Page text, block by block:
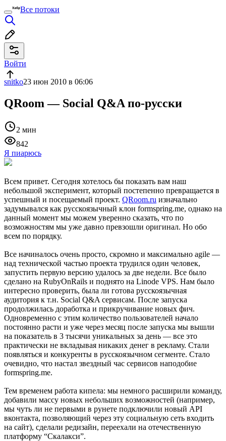
Все потоки
Войти
snitko23 июн 2010 в 06:06
QRoom — Social Q&A по-русски
2 мин
842
Я пиарюсь
Всем привет. Сегодня хотелось бы показать вам наш
небольшой эксперимент, который постепенно превращается в
успешный и посещаемый проект. QRoom.ru изначально
задумывался как русскоязычный клон formspring.me, однако на
данный момент мы можем уверенно сказать, что по
возможностям мы уже давно превзошли оригинал. Но обо
всем по порядку.
Все начиналось очень просто, скромно и максимально agile —
над технической частью проекта трудился один человек,
запустить первую версию удалось за две недели. Все было
сделано на RubyOnRails и поднято на Linode VPS. Нам было
интересно проверить, была ли готова русскоязычная
аудитория к т.н. Social Q&A сервисам. После запуска
продолжилась доработка и прикручивание новых фич.
Одновременно с этим количество пользователей начало
постоянно расти и уже через месяц после запуска мы вышли
на показатель в 3 тысячи уникальных за день — все это
практически не вкладывая никаких денег в рекламу. Стали
появляться и конкуренты в русскоязычном сегменте. Стало
очевидно, что настал звездный час сервисов наподобие
formspring.me.
Тем временем работа кипела: мы немного расширили команду,
добавили массу новых небольших возможностей (например,
мы чуть ли не первыми в рунете подключили новый API
вконтакта, позволяющий через эту социальную сеть входить
на сайт), сделали редизайн, переехали на отечественную
платформу “Скалакси”.